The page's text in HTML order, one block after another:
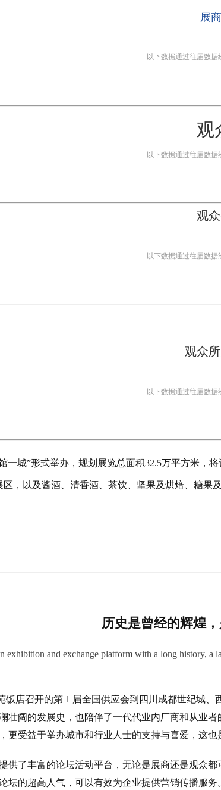
展
以下数据通过往届数据
观
以下数据通过往届数据
观
以下数据通过往届数据
观众
以下数据通过往届数据
一城”形式举办，规划展览总面积32.5万平方米，
，以及酱酒、清香酒、茶饮、坚果及烘焙、糖果
历史是曾经的辉煌
exhibition and exchange platform with a long history, a
饭店召开的第 1 届全国供应会到四川成都世纪城、
壮阔的发展史，也陪伴了一代代业内厂商和从业者
更受益于举办城市和行业人士的支持与喜爱，这也
供了丰富的论坛活动平台，无论是展商还是观众
坛的超高人气，可以有效为企业提供营销传播服务